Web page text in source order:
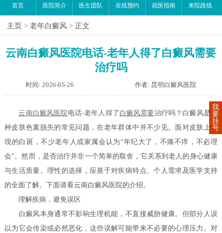
首页 医院简介 医生团队 在线预约 就医指南 来院路线
主页 > 老年白癜风 > 正文
云南白癜风医院电话-老年人得了白癜风需要
治疗吗
时间: 2026-05-26 作者: 昆明白癜风医院
云南白癜风医院电话-老年人得了 白癜风需要治疗吗？白癜风是一
种皮肤色素脱失的常见问题，在老年群体中并不少见。面对皮肤上出
现的白斑，不少老年人或家属会认为“年纪大了，不痛不痒，不必理
会”。然而，是否治疗并非一个简单的取舍，它关系到老人的身心健康
与生活质量。理性的选择，应基于对疾病特点、个人需求及医学支持
的全面了解。下面请看云南白癜风医院的介绍。
理解疾病，避免误区
白癜风本身通常不影响生理机能，不直接威胁健康。但部分人误
以为它会传染或必然恶化，这些误解可能带来不必要的心理压力。对
我
要
挂
号